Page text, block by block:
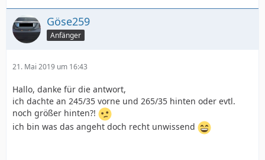
Göse259
Anfänger
21. Mai 2019 um 16:43
Hallo, danke für die antwort,
ich dachte an 245/35 vorne und 265/35 hinten oder evtl.
noch größer hinten?!
ich bin was das angeht doch recht unwissend